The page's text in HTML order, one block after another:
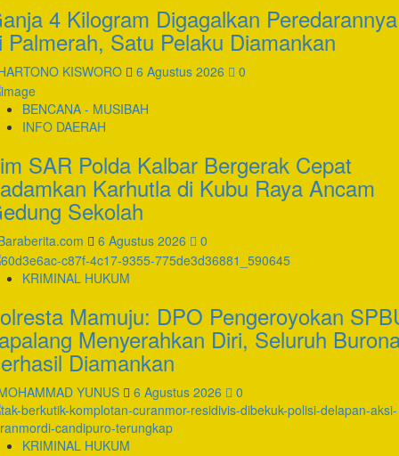
Jalan
Tambak
Jakarta
Pusat
Masih
Ketat
4 Kilogram Digagalkan Peredarannya
Palmerah, Satu Pelaku Diamankan
KISWORO 6 Agustus 2026 0
BENCANA - MUSIBAH
INFO DAERAH
SAR Polda Kalbar Bergerak Cepat
Karhutla di Kubu Raya Ancam
Sekolah
6 Agustus 2026 0
KRIMINAL HUKUM
Mamuju: DPO Pengeroyokan
Menyerahkan Diri, Seluruh
Diamankan
YUNUS 6 Agustus 2026 0
KRIMINAL HUKUM